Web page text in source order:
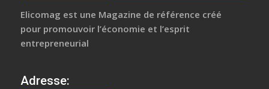
Elicomag est une Magazine de référence créé
pour promouvoir l’économie et l’esprit
entrepreneurial
Adresse: